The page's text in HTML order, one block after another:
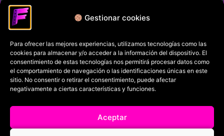
Gestionar cookies
Para ofrecer las mejores experiencias, utilizamos tecnologías como las
cookies para almacenar y/o acceder a la información del dispositivo. El
consentimiento de estas tecnologías nos permitirá procesar datos como
el comportamiento de navegación o las identificaciones únicas en este
sitio. No consentir o retirar el consentimiento, puede afectar
negativamente a ciertas características y funciones.
Aceptar
Cinema Paradiso
02/08/2026, 13:37
Política de privacidad
Términos y condiciones
Política de cookies
Aviso Legal
Filmaniak (2026)